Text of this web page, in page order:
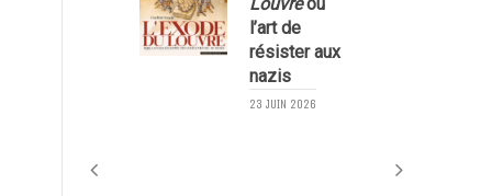
l’art de
résister aux
nazis
23 JUIN 2026